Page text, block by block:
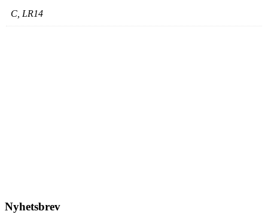
C, LR14
Nyhetsbrev